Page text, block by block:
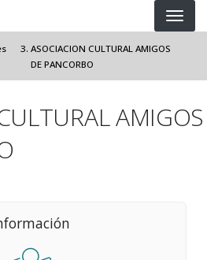
principal
ASOCIACION CULTURAL AMIGOS
DE PANCORBO
AMIGOS